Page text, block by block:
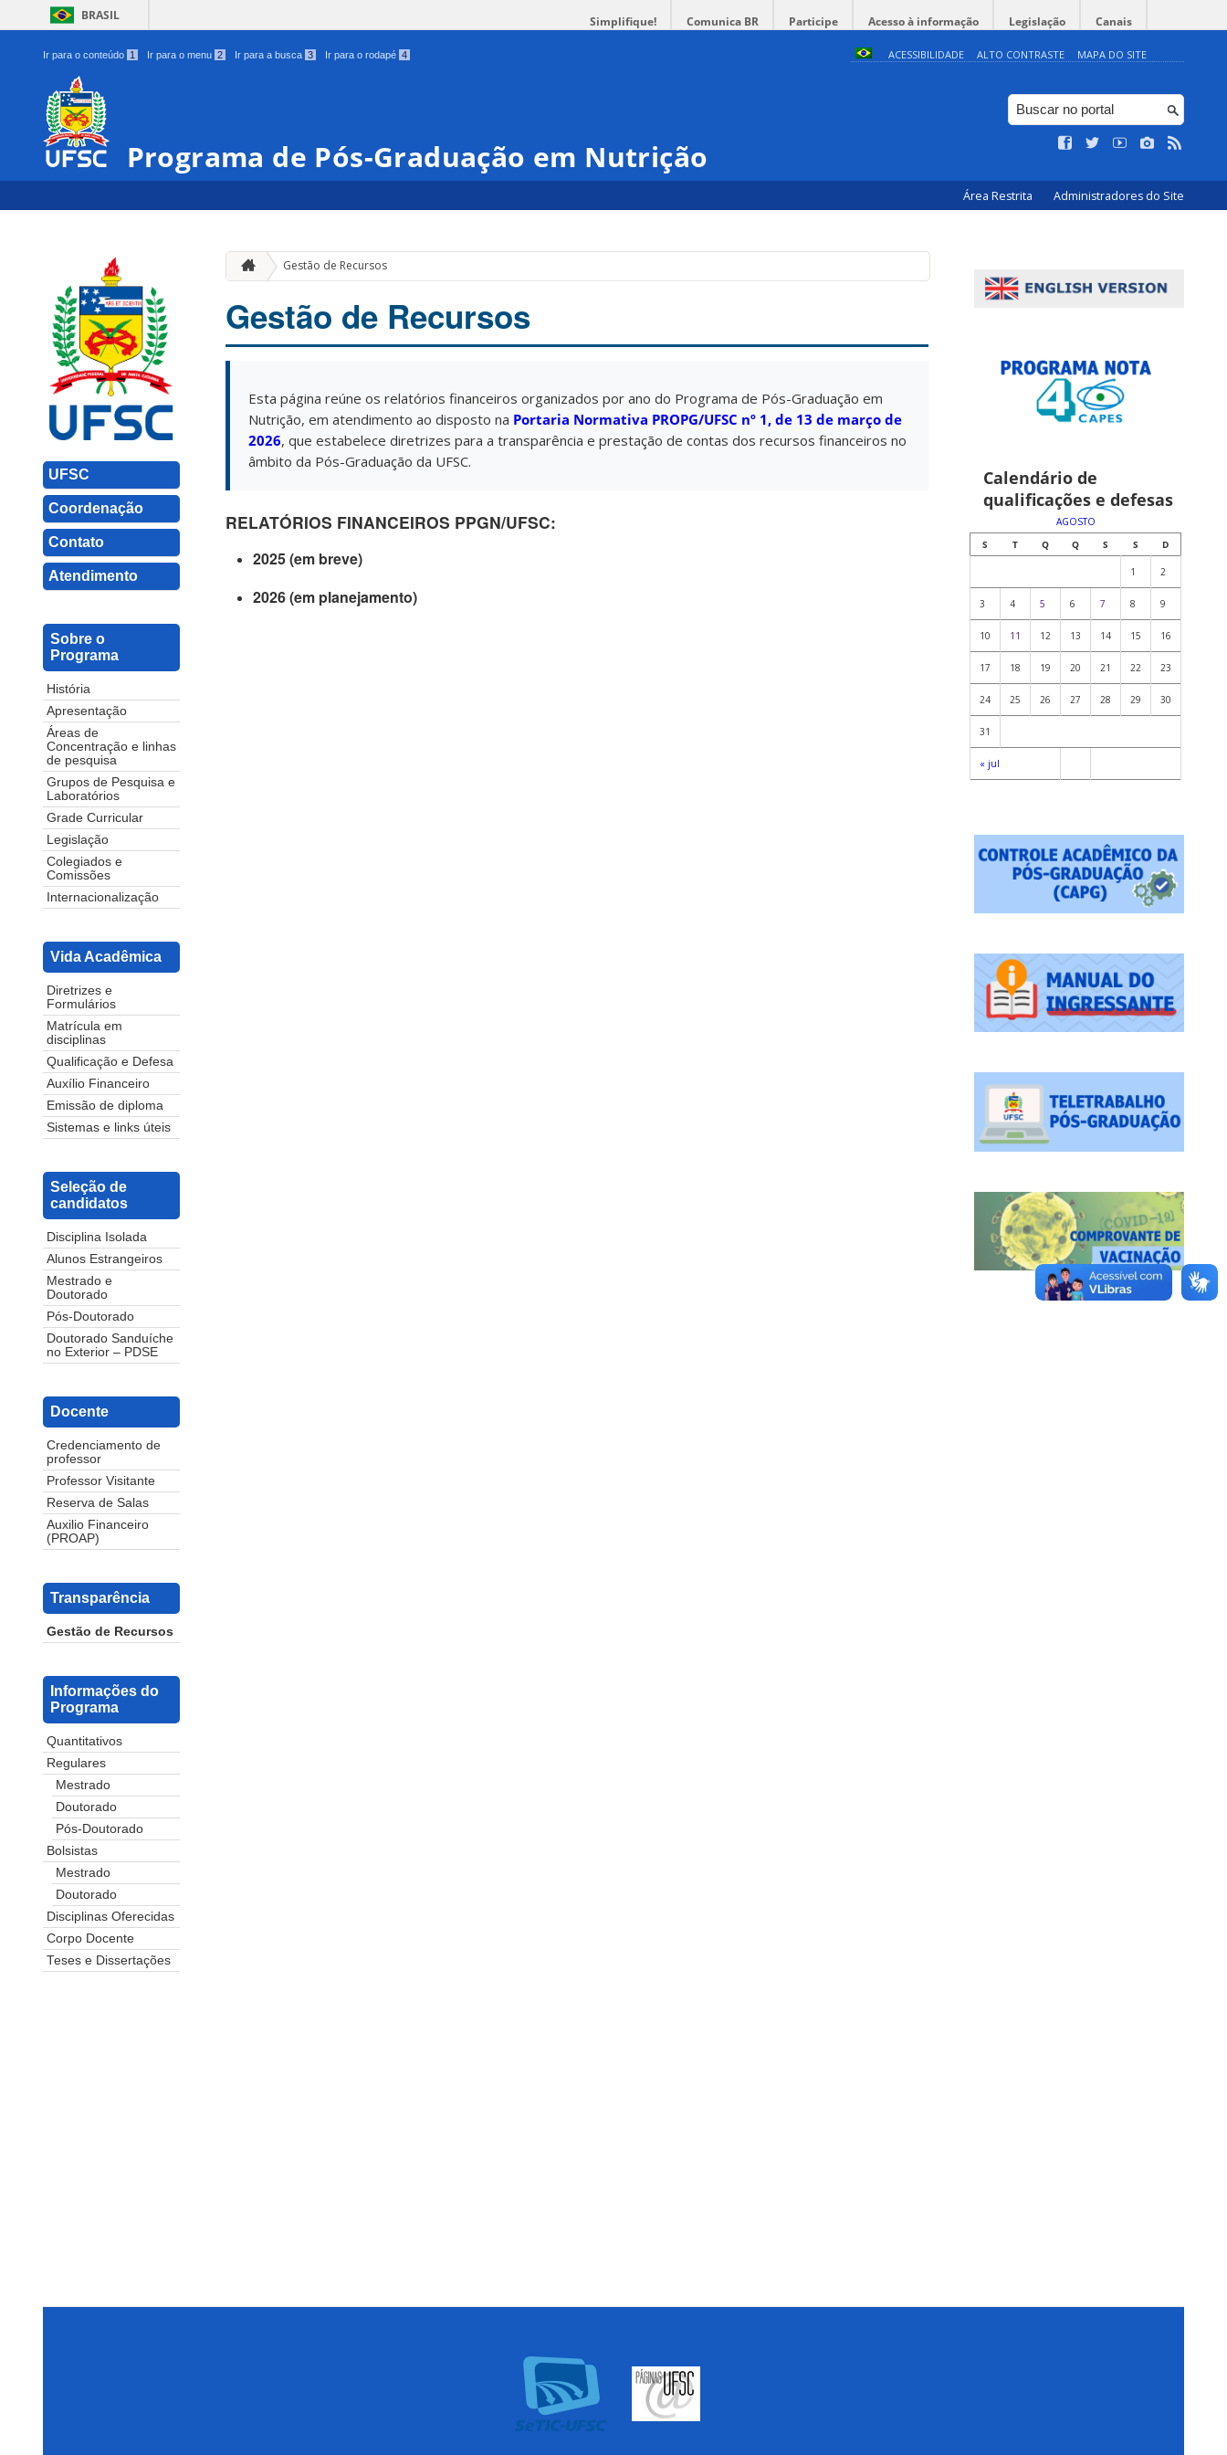
BRASIL Simplifique! Comunica BR Participe Acesso à informação Legislação Canais
Ir para o conteúdo 1 Ir para o menu 2 Ir para a busca 3 Ir para o rodapé 4 ACESSIBILIDADE ALTO CONTRASTE MAPA DO SITE
Programa de Pós-Graduação em Nutrição
Área Restrita Administradores do Site
UFSC
Coordenação
Contato
Atendimento
Sobre o
Programa
História
Apresentação
Áreas de
Concentração e linhas
de pesquisa
Grupos de Pesquisa e
Laboratórios
Grade Curricular
Legislação
Colegiados e
Comissões
Internacionalização
Vida Acadêmica
Diretrizes e
Formulários
Matrícula em
disciplinas
Qualificação e Defesa
Auxílio Financeiro
Emissão de diploma
Sistemas e links úteis
Seleção de
candidatos
Disciplina Isolada
Alunos Estrangeiros
Mestrado e
Doutorado
Pós-Doutorado
Doutorado Sanduíche
no Exterior – PDSE
Docente
Credenciamento de
professor
Professor Visitante
Reserva de Salas
Auxilio Financeiro
(PROAP)
Transparência
Gestão de Recursos
Informações do
Programa
Quantitativos
Regulares
Mestrado
Doutorado
Pós-Doutorado
Bolsistas
Mestrado
Doutorado
Disciplinas Oferecidas
Corpo Docente
Teses e Dissertações
Gestão de Recursos
Gestão de Recursos
Esta página reúne os relatórios financeiros organizados por ano do Programa de Pós-Graduação em
Nutrição, em atendimento ao disposto na Portaria Normativa PROPG/UFSC nº 1, de 13 de março de
2026, que estabelece diretrizes para a transparência e prestação de contas dos recursos financeiros no
âmbito da Pós-Graduação da UFSC.
RELATÓRIOS FINANCEIROS PPGN/UFSC:
2025 (em breve)
2026 (em planejamento)
Calendário de
qualificações e defesas
AGOSTO
S
T Q Q S S D
« jul
1 2
3 4 5 6 7 8 9
10 11 12 13 14 15 16
17 18 19 20 21 22 23
24 25 26 27 28 29 30
31